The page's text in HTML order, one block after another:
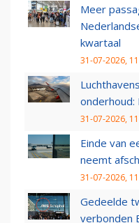
Meer
kwartaal
31-07-2026,
onderhoud:
31-07-2026,
Einde van
neemt
31-07-2026,
Gedeelde
verbonden